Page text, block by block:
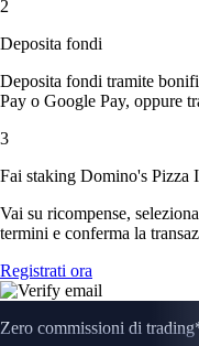
2
Deposita fondi
Deposita fondi tramite
Pay o Google Pay, oppure
3
Fai staking Domino's Pizza
Vai su ricompense,
termini e conferma la
Registrati ora
Zero commissioni di